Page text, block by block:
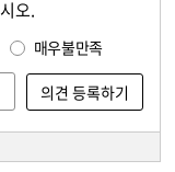
오.
매우불만족